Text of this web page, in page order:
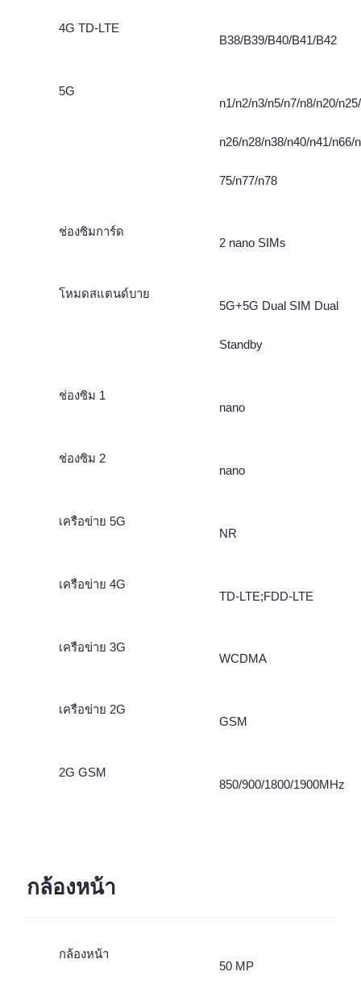
4G TD-LTE
B38/B39/B40/B41/B42
5G
n1/n2/n3/n5/n7/n8/n20/n25/
n26/n28/n38/n40/n41/n66/n
75/n77/n78
ช่องซิมการ์ด
2 nano SIMs
โหมดสแตนด์บาย
5G+5G Dual SIM Dual
Standby
ช่องซิม 1
nano
ช่องซิม 2
nano
เครือข่าย 5G
NR
เครือข่าย 4G
TD-LTE;FDD-LTE
เครือข่าย 3G
WCDMA
เครือข่าย 2G
GSM
2G GSM
850/900/1800/1900MHz
กล้องหน้า
กล้องหน้า
50 MP